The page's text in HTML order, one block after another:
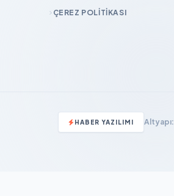
ÇEREZ POLITIKASI
HABER YAZILIMI Altyapı: